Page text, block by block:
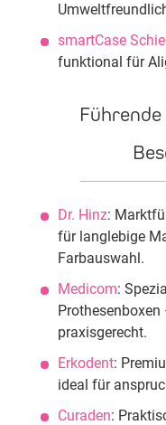
smartCase
funktional für
Dr. Hinz:
für langlebige
Farbauswahl.
Medicom:
praxisgerecht.
Erkodent:
ideal für
Curaden: